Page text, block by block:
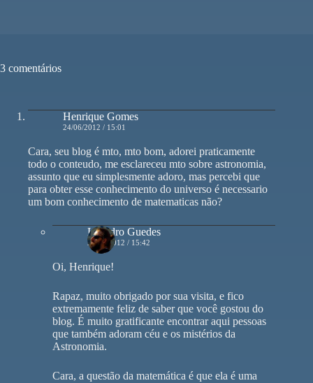
3 comentários
Henrique Gomes
24/06/2012 / 15:01
Cara, seu blog é mto, mto bom, adorei praticamente
todo o conteudo, me esclareceu mto sobre astronomia,
assunto que eu simplesmente adoro, mas percebi que
para obter esse conhecimento do universo é necessario
um bom conhecimento de matematicas não?
Leandro Guedes
24/06/2012 / 15:42
Oi, Henrique!
Rapaz, muito obrigado por sua visita, e fico
extremamente feliz de saber que você gostou do
blog. É muito gratificante encontrar aqui pessoas
que também adoram céu e os mistérios da
Astronomia.
Cara, a questão da matemática é que ela é uma